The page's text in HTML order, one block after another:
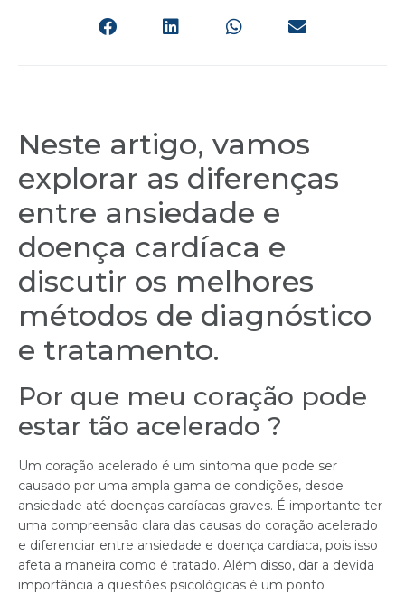
Neste artigo, vamos
explorar as diferenças
entre ansiedade e
doença cardíaca e
discutir os melhores
métodos de diagnóstico
e tratamento.
Por que meu coração pode
estar tão acelerado ?
Um coração acelerado é um sintoma que pode ser
causado por uma ampla gama de condições, desde
ansiedade até doenças cardíacas graves. É importante ter
uma compreensão clara das causas do coração acelerado
e diferenciar entre ansiedade e doença cardíaca, pois isso
afeta a maneira como é tratado. Além disso, dar a devida
importância a questões psicológicas é um ponto